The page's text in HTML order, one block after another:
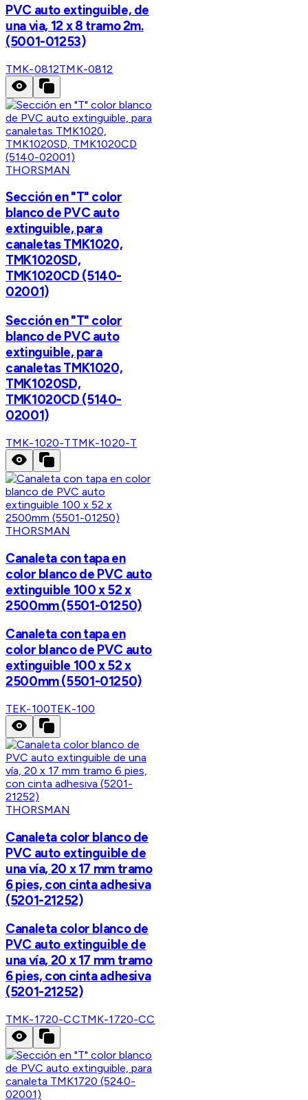
PVC auto extinguible, de
una via, 12 x 8 tramo 2m.
(5001-01253)
TMK-0812TMK-0812
THORSMAN
Sección en "T" color
blanco de PVC auto
extinguible, para
canaletas TMK1020,
TMK1020SD,
TMK1020CD (5140-
02001)
Sección en "T" color
blanco de PVC auto
extinguible, para
canaletas TMK1020,
TMK1020SD,
TMK1020CD (5140-
02001)
TMK-1020-TTMK-1020-T
THORSMAN
Canaleta con tapa en
color blanco de PVC auto
extinguible 100 x 52 x
2500mm (5501-01250)
Canaleta con tapa en
color blanco de PVC auto
extinguible 100 x 52 x
2500mm (5501-01250)
TEK-100TEK-100
THORSMAN
Canaleta color blanco de
PVC auto extinguible de
una vía, 20 x 17 mm tramo
6 pies, con cinta adhesiva
(5201-21252)
Canaleta color blanco de
PVC auto extinguible de
una vía, 20 x 17 mm tramo
6 pies, con cinta adhesiva
(5201-21252)
TMK-1720-CCTMK-1720-CC